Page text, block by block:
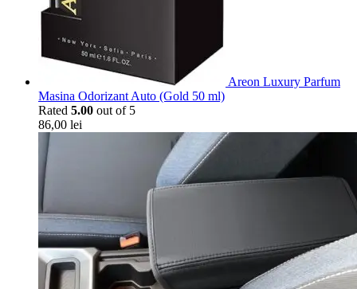
Areon Luxury Parfum
Masina Odorizant Auto (Gold 50 ml)
Rated 5.00 out of 5
86,00 lei